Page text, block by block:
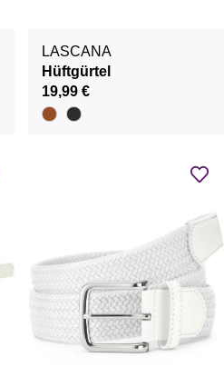
LASCANA
Hüftgürtel
19,99 €